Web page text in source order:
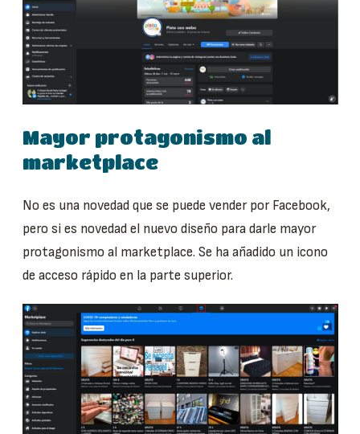
Mayor protagonismo al
marketplace
No es una novedad que se puede vender por Facebook,
pero si es novedad el nuevo diseño para darle mayor
protagonismo al marketplace. Se ha añadido un icono
de acceso rápido en la parte superior.